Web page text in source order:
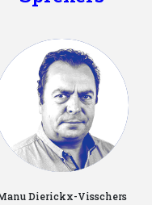
Dierickx-Visschers